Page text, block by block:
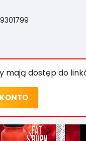
mają dostęp do